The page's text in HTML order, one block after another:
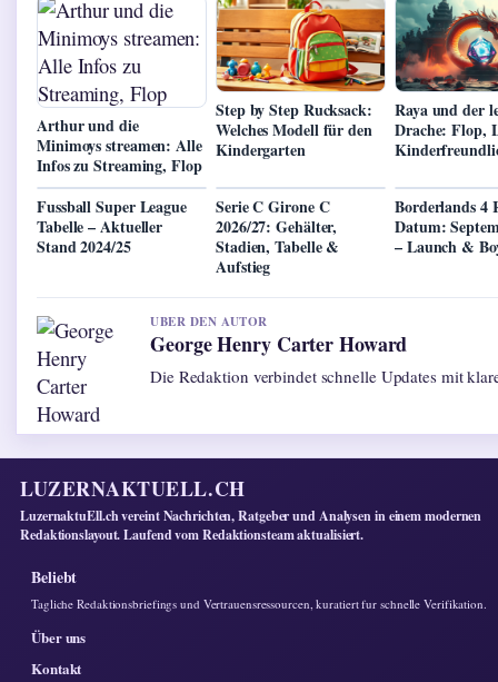
Arthur und die
Minimoys streamen: Alle
Infos zu Streaming, Flop
Step by Step Rucksack:
Welches Modell für den
Kindergarten
Raya und der
Drache: Flop,
Fussball Super League
Tabelle – Aktueller
Stand 2024/25
Serie C Girone C
2026/27: Gehälter,
Stadien, Tabelle &
Aufstieg
Borderlands 4
Datum:
– Launch &
UBER DEN AUTOR
George Henry Carter Howard
Die Redaktion verbindet schnelle Updates mit
LUZERNAKTUELL.CH
LuzernaktuEll.ch vereint Nachrichten, Ratgeber und Analysen in einem modernen
Redaktionslayout. Laufend vom Redaktionsteam aktualisiert.
Beliebt
Tagliche Redaktionsbriefings und Vertrauensressourcen, kuratiert fur schnelle Verifikation.
Über uns
Kontakt